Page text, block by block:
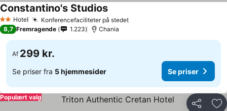
2 Stjerner
Hotel Konferencefaciliteter på stedet
Constantino's Studios
8,7 Fremragende 1.223 Chania
Af 299 kr.
Se priser fra 5 hjemmesider Se priser
Del
Populært valg